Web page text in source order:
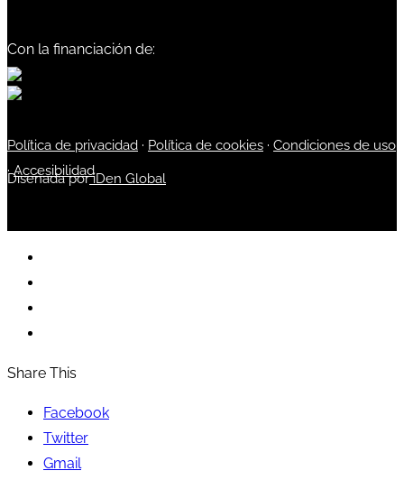
Con la financiación de:
Política de privacidad · Política de cookies · Condiciones de uso
·Accesibilidad
Diseñada poriDen Global
Share This
Facebook
Twitter
Gmail